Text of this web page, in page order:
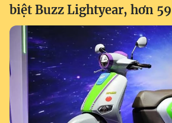
biệt Buzz Lightyear, hơn